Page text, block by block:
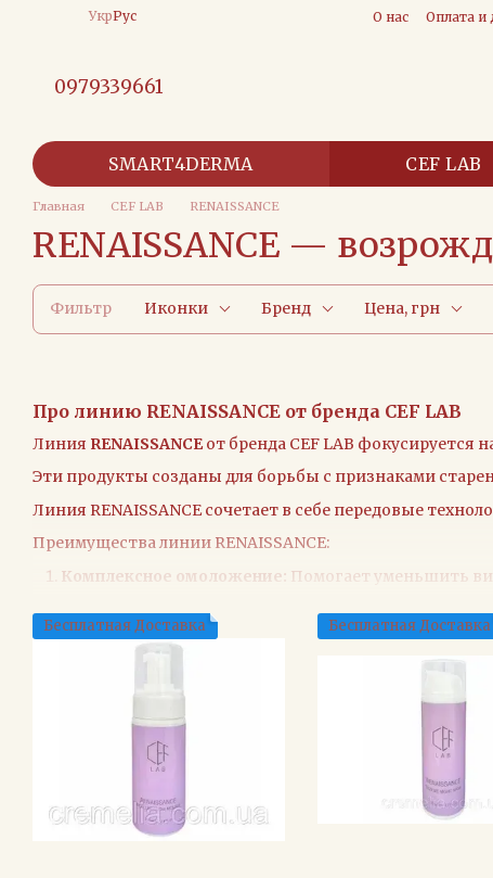
Перейти к основному контенту
УкрРус О нас Оплата и
0979339661
SMART4DERMA CEF LAB
Главная CEF LAB RENAISSANCE
RENAISSANCE —
Фильтр Иконки Бренд Цена, грн
Про линию RENAISSANCE от бренда CEF LAB
Линия RENAISSANCEот бренда CEF LAB фокусируется
Эти продукты созданы для борьбы с признаками
Линия RENAISSANCE сочетает в себе передовые
Преимущества линии RENAISSANCE:
Комплексное омоложение: Помогает уменьшить
Восстановление:Улучшает текстуру кожи и
Сияние:Придаёт коже свежесть и здоровый блеск,
Гиалуроновая кислота
Ретинол
Феруловая кислота
Бесплатная Доставка Бесплатная Доставка